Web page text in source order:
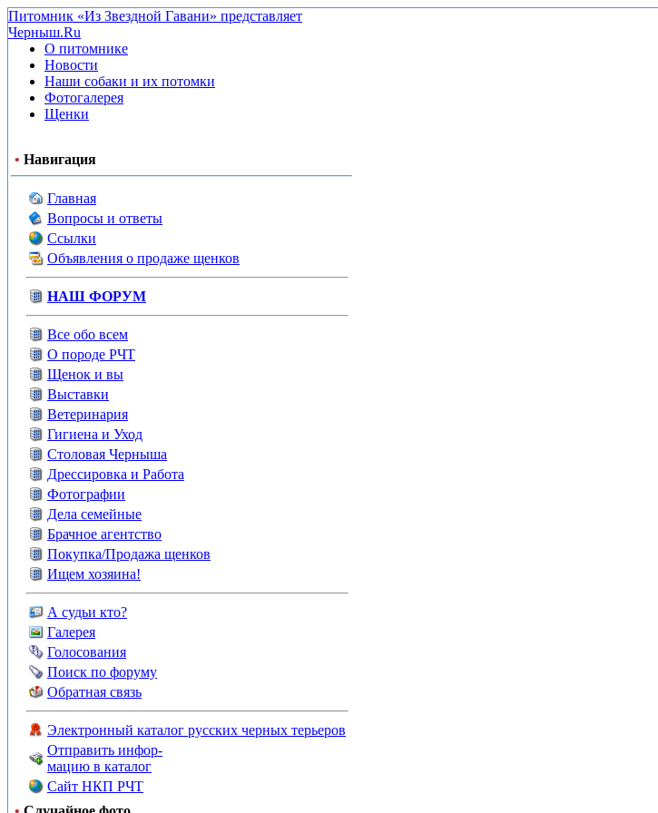
Питомник «Из Звездной Гавани» представляет
Черныш.Ru
О питомнике
Новости
Наши собаки и их потомки
Фотогалерея
Щенки
• Навигация
Главная
Вопросы и ответы
Ссылки
Объявления о продаже щенков
НАШ ФОРУМ
Все обо всем
О породе РЧТ
Щенок и вы
Выставки
Ветеринария
Гигиена и Уход
Столовая Черныша
Дрессировка и Работа
Фотографии
Дела семейные
Брачное агентство
Покупка/Продажа щенков
Ищем хозяина!
А судьи кто?
Галерея
Голосования
Поиск по форуму
Обратная связь
Электронный каталог русских черных терьеров
Отправить инфор-
мацию в каталог
Сайт НКП РЧТ